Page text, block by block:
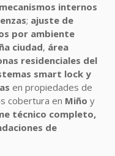
internos
; ajuste de
por ambiente
ciudad, área
residenciales del
smart lock y
en propiedades de
cobertura en Miño y
técnico completo,
de